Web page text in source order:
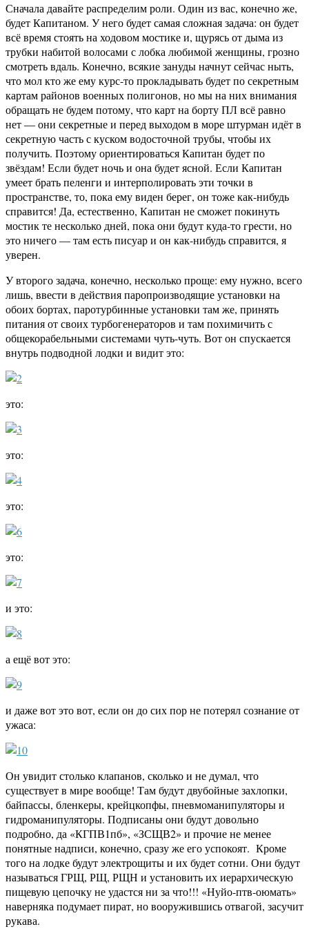
Сначала давайте распределим роли. Один из вас, конечно же,
будет Капитаном. У него будет самая сложная задача: он будет
всё время стоять на ходовом мостике и, щурясь от дыма из
трубки набитой волосами с лобка любимой женщины, грозно
смотреть вдаль. Конечно, всякие зануды начнут сейчас ныть,
что мол кто же ему курс-то прокладывать будет по секретным
картам районов военных полигонов, но мы на них внимания
обращать не будем потому, что карт на борту ПЛ всё равно
нет — они секретные и перед выходом в море штурман идёт в
секретную часть с куском водосточной трубы, чтобы их
получить. Поэтому ориентироваться Капитан будет по
звёздам! Если будет ночь и она будет ясной. Если Капитан
умеет брать пеленги и интерполировать эти точки в
пространстве, то, пока ему виден берег, он тоже как-нибудь
справится! Да, естественно, Капитан не сможет покинуть
мостик те несколько дней, пока они будут куда-то грести, но
это ничего — там есть писуар и он как-нибудь справится, я
уверен.
У второго задача, конечно, несколько проще: ему нужно, всего
лишь, ввести в действия паропроизводящие установки на
обоих бортах, паротурбинные установки там же, принять
питания от своих турбогенераторов и там похимичить с
общекорабельными системами чуть-чуть. Вот он спускается
внутрь подводной лодки и видит это:
это:
это:
это:
это:
и это:
а ещё вот это:
и даже вот это вот, если он до сих пор не потерял сознание от
ужаса:
Он увидит столько клапанов, сколько и не думал, что
существует в мире вообще! Там будут двубойные захлопки,
байпассы, бленкеры, крейцкопфы, пневмоманипуляторы и
гидроманипуляторы. Подписаны они будут довольно
подробно, да «КГПВ1пб», «ЗСЩВ2» и прочие не менее
понятные надписи, конечно, сразу же его успокоят. Кроме
того на лодке будут электрощиты и их будет сотни. Они будут
называться ГРЩ, РЩ, РЩН и установить их иерархическую
пищевую цепочку не удастся ни за что!!! «Нуйо-птв-оюмать»
наверняка подумает пират, но вооружившись отвагой, засучит
рукава.